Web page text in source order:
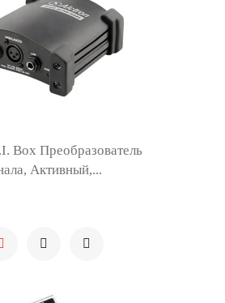
Box Преобразователь
Активный,...